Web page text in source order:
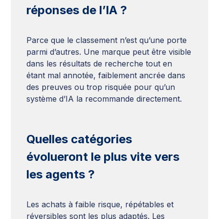
réponses de l’IA ?
Parce que le classement n’est qu’une porte
parmi d’autres. Une marque peut être visible
dans les résultats de recherche tout en
étant mal annotée, faiblement ancrée dans
des preuves ou trop risquée pour qu’un
système d’IA la recommande directement.
Quelles catégories
évolueront le plus vite vers
les agents ?
Les achats à faible risque, répétables et
réversibles sont les plus adaptés. Les